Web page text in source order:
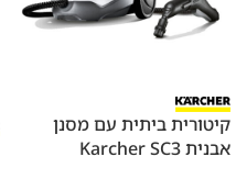
קיטורית ביתית עם מסנן
אבנית Karcher SC3